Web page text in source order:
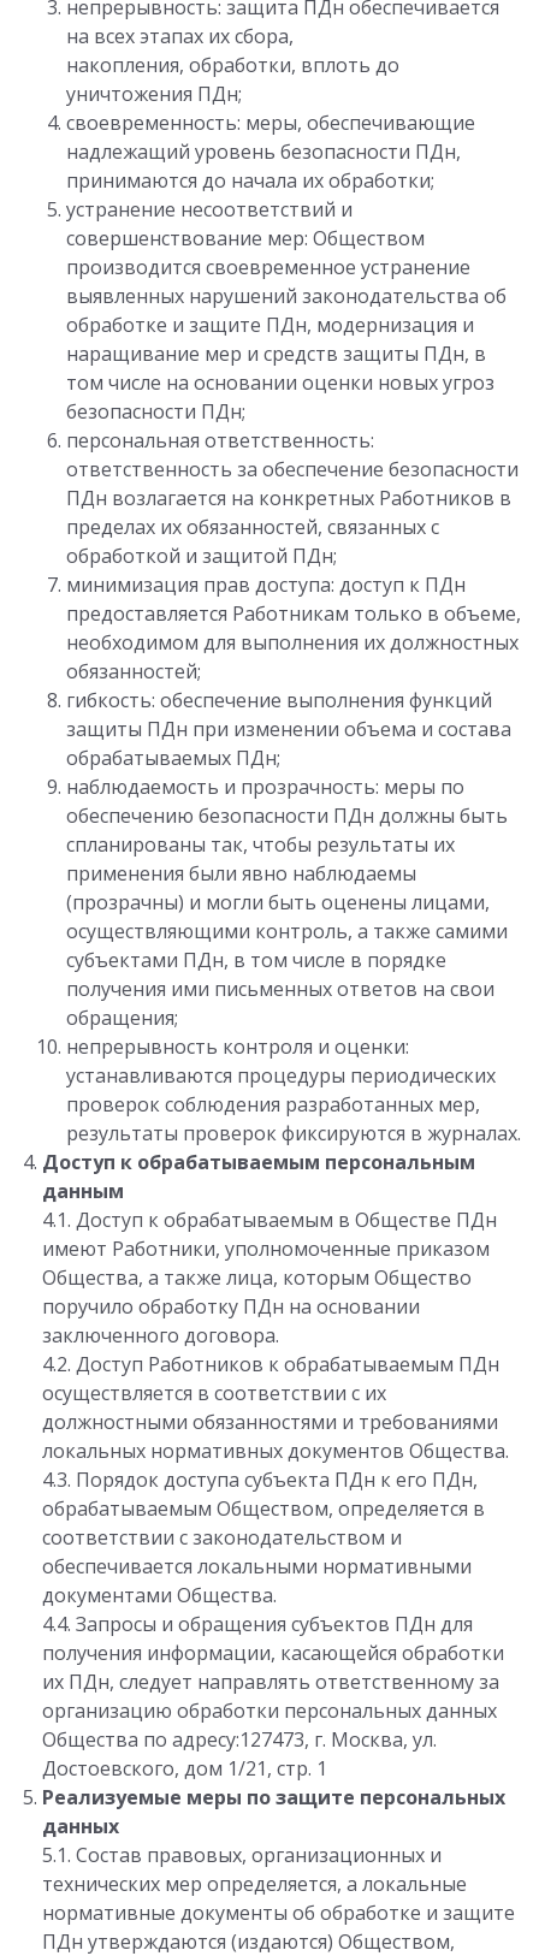
непрерывность: защита ПДн обеспечивается
на всех этапах их сбора,
накопления, обработки, вплоть до
уничтожения ПДн;
своевременность: меры, обеспечивающие
надлежащий уровень безопасности ПДн,
принимаются до начала их обработки;
устранение несоответствий и
совершенствование мер: Обществом
производится своевременное устранение
выявленных нарушений законодательства об
обработке и защите ПДн, модернизация и
наращивание мер и средств защиты ПДн, в
том числе на основании оценки новых угроз
безопасности ПДн;
персональная ответственность:
ответственность за обеспечение безопасности
ПДн возлагается на конкретных Работников в
пределах их обязанностей, связанных с
обработкой и защитой ПДн;
минимизация прав доступа: доступ к ПДн
предоставляется Работникам только в объеме,
необходимом для выполнения их должностных
обязанностей;
гибкость: обеспечение выполнения функций
защиты ПДн при изменении объема и состава
обрабатываемых ПДн;
наблюдаемость и прозрачность: меры по
обеспечению безопасности ПДн должны быть
спланированы так, чтобы результаты их
применения были явно наблюдаемы
(прозрачны) и могли быть оценены лицами,
осуществляющими контроль, а также самими
субъектами ПДн, в том числе в порядке
получения ими письменных ответов на свои
обращения;
непрерывность контроля и оценки:
устанавливаются процедуры периодических
проверок соблюдения разработанных мер,
результаты проверок фиксируются в журналах.
Доступ к обрабатываемым персональным
данным
4.1. Доступ к обрабатываемым в Обществе ПДн
имеют Работники, уполномоченные приказом
Общества, а также лица, которым Общество
поручило обработку ПДн на основании
заключенного договора.
4.2. Доступ Работников к обрабатываемым ПДн
осуществляется в соответствии с их
должностными обязанностями и требованиями
локальных нормативных документов Общества.
4.3. Порядок доступа субъекта ПДн к его ПДн,
обрабатываемым Обществом, определяется в
соответствии с законодательством и
обеспечивается локальными нормативными
документами Общества.
4.4. Запросы и обращения субъектов ПДн для
получения информации, касающейся обработки
их ПДн, следует направлять ответственному за
организацию обработки персональных данных
Общества по адресу:127473, г. Москва, ул.
Достоевского, дом 1/21, стр. 1
Реализуемые меры по защите персональных
данных
5.1. Состав правовых, организационных и
технических мер определяется, а локальные
нормативные документы об обработке и защите
ПДн утверждаются (издаются) Обществом,